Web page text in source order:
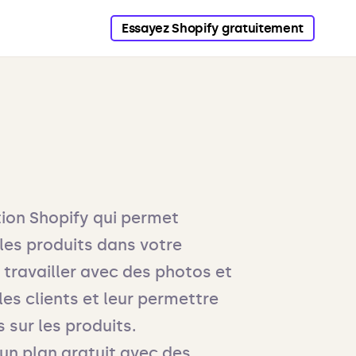
Essayez Shopify gratuitement
Shopify qui permet
produits dans votre
travailler avec des photos et
clients et leur permettre
sur les produits.